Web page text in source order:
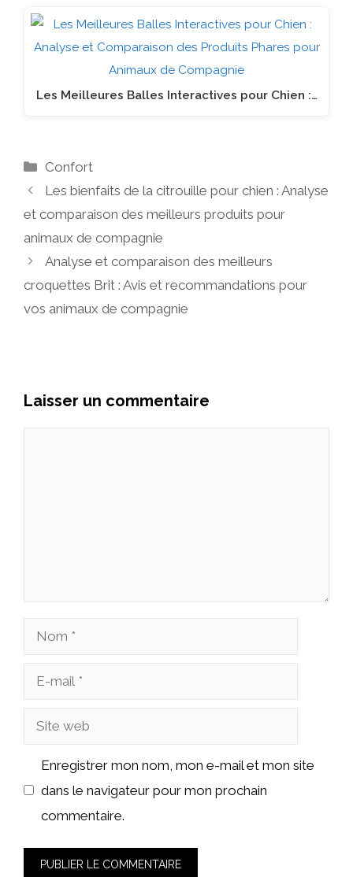
Les Meilleures Balles Interactives pour Chien :…
Catégories
Confort
Les bienfaits de la citrouille pour chien : Analyse
et comparaison des meilleurs produits pour
animaux de compagnie
Analyse et comparaison des meilleurs
croquettes Brit : Avis et recommandations pour
vos animaux de compagnie
Laisser un commentaire
Nom
Site
Enregistrer mon nom, mon e-mail et mon site
dans le navigateur pour mon prochain
commentaire.